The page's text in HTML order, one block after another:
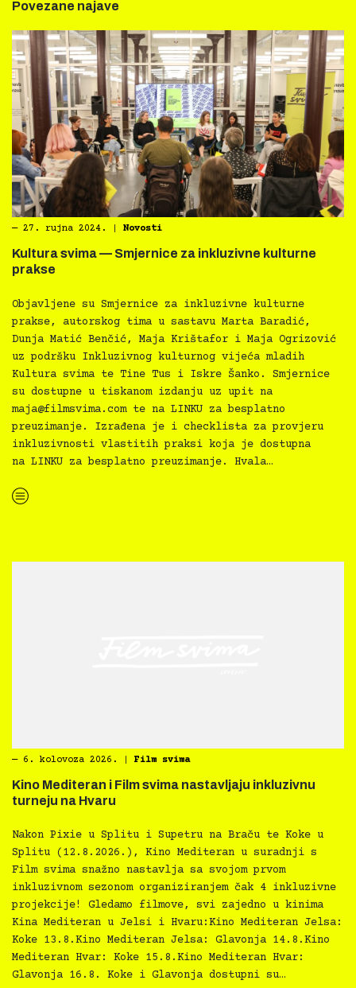
Povezane najave
― 27. rujna 2024. Novosti
Kultura svima — Smjernice za inkluzivne kulturne
prakse
Objavljene su Smjernice za inkluzivne kulturne
prakse, autorskog tima u sastavu Marta Baradić,
Dunja Matić Benčić, Maja Krištafor i Maja Ogrizović
uz podršku Inkluzivnog kulturnog vijeća mladih
Kultura svima te Tine Tus i Iskre Šanko. Smjernice
su dostupne u tiskanom izdanju uz upit na
maja@filmsvima.comte na LINKU za besplatno
preuzimanje. Izrađena je i checklista za provjeru
inkluzivnosti vlastitih praksi koja je dostupna
na LINKU za besplatno preuzimanje. Hvala…
“Kultura svima — Smjernice za inkluzivne kulturne prakse”
― 6. kolovoza 2026. Film svima
Kino Mediteran i Film svima nastavljaju inkluzivnu
turneju na Hvaru
Nakon Pixie u Splitu i Supetru na Braču te Koke u
Splitu (12.8.2026.), Kino Mediteran u suradnji s
Film svima snažno nastavlja sa svojom prvom
inkluzivnom sezonom organiziranjem čak 4 inkluzivne
projekcije! Gledamo filmove, svi zajedno u kinima
Kina Mediteran u Jelsi i Hvaru:Kino Mediteran Jelsa:
Koke 13.8.Kino Mediteran Jelsa: Glavonja 14.8.Kino
Mediteran Hvar: Koke 15.8.Kino Mediteran Hvar:
Glavonja 16.8. Koke i Glavonja dostupni su…